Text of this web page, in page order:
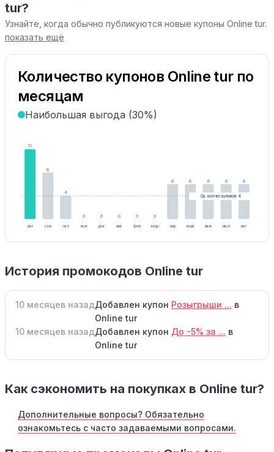
tur?
Узнайте, когда обычно публикуются новые купоны Online tur.
показать ещё
Количество купонов Online tur по
месяцам
Наибольшая выгода (30%)
12
авг
8
сен
4
окт
0
ноя
0
дек
0
янв
0
фев
0
мар
6
апр
6
май
6
июн
6
июл
6
авг
Ср. кол-во купонов: 4
История промокодов Online tur
10 месяцев назадДобавлен купон Розыгрыши ... в
Online tur
10 месяцев назадДобавлен купон До -5% за ... в
Online tur
Как сэкономить на покупках в Online tur?
Дополнительные вопросы? Обязательно
ознакомьтесь с часто задаваемыми вопросами.